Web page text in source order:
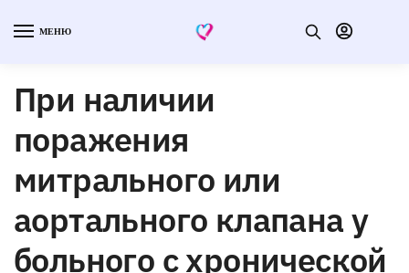
МЕНЮ
При наличии
поражения
митрального или
аортального клапана у
больного с хронической